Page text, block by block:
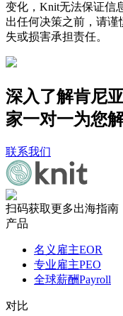
变化，Knit无法保证信
出任何决策之前，请
失或损害承担责任。
深入了解肯尼
家一对一为您解
联系我们
扫码获取更多出海指南
产品
名义雇主EOR
专业雇主PEO
全球薪酬Payroll
对比